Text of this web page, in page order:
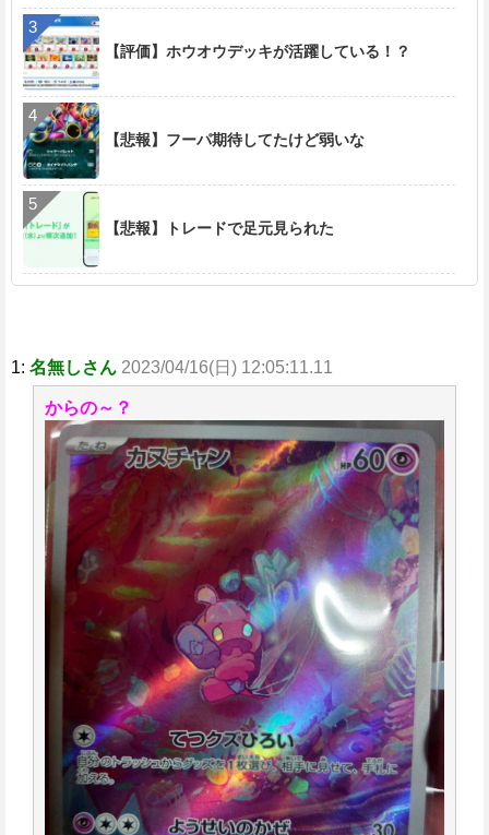
【評価】ホウオウデッキが活躍している！？
【悲報】フーパ期待してたけど弱いな
【悲報】トレードで足元見られた
1: 名無しさん 2023/04/16(日) 12:05:11.11
からの～？